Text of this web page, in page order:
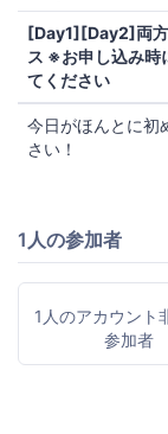
[Day1][Day2]両
ス ※お申し込み
てください
今日がほんとに初
さい！
1人の参加者
1人のアカウント
参加者